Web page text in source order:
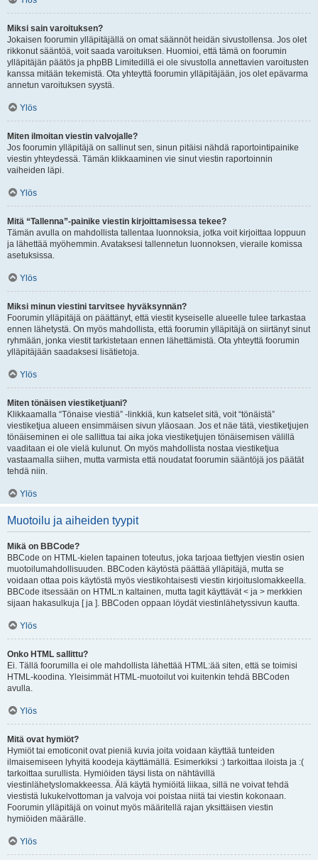
Miksi sain varoituksen?
Jokaisen foorumin ylläpitäjällä on omat säännöt heidän sivustollensa. Jos olet
rikkonut sääntöä, voit saada varoituksen. Huomioi, että tämä on foorumin
ylläpitäjän päätös ja phpBB Limitedillä ei ole sivustolla annettavien varoitusten
kanssa mitään tekemistä. Ota yhteyttä foorumin ylläpitäjään, jos olet epävarma
annetun varoituksen syystä.
Ylös
Miten ilmoitan viestin valvojalle?
Jos foorumin ylläpitäjä on sallinut sen, sinun pitäisi nähdä raportointipainike
viestin yhteydessä. Tämän klikkaaminen vie sinut viestin raportoinnin
vaiheiden läpi.
Ylös
Mitä “Tallenna”-painike viestin kirjoittamisessa tekee?
Tämän avulla on mahdollista tallentaa luonnoksia, jotka voit kirjoittaa loppuun
ja lähettää myöhemmin. Avataksesi tallennetun luonnoksen, vieraile komissa
asetuksissa.
Ylös
Miksi minun viestini tarvitsee hyväksynnän?
Foorumin ylläpitäjä on päättänyt, että viestit kyseiselle alueelle tulee tarkastaa
ennen lähetystä. On myös mahdollista, että foorumin ylläpitäjä on siirtänyt sinut
ryhmään, jonka viestit tarkistetaan ennen lähettämistä. Ota yhteyttä foorumin
ylläpitäjään saadaksesi lisätietoja.
Ylös
Miten tönäisen viestiketjuani?
Klikkaamalla “Tönaise viestiä” -linkkiä, kun katselet sitä, voit “tönäistä”
viestiketjua alueen ensimmäisen sivun yläosaan. Jos et näe tätä, viestiketjujen
tönäiseminen ei ole sallittua tai aika joka viestiketjujen tönäisemisen välillä
vaaditaan ei ole vielä kulunut. On myös mahdollista nostaa viestiketjua
vastaamalla siihen, mutta varmista että noudatat foorumin sääntöjä jos päätät
tehdä niin.
Ylös
Muotoilu ja aiheiden tyypit
Mikä on BBCode?
BBCode on HTML-kielen tapainen toteutus, joka tarjoaa tiettyjen viestin osien
muotoilumahdollisuuden. BBCoden käytöstä päättää ylläpitäjä, mutta se
voidaan ottaa pois käytöstä myös viestikohtaisesti viestin kirjoituslomakkeella.
BBCode itsessään on HTML:n kaltainen, mutta tagit käyttävät < ja > merkkien
sijaan hakasulkuja [ ja ]. BBCoden oppaan löydät viestinlähetyssivun kautta.
Ylös
Onko HTML sallittu?
Ei. Tällä foorumilla ei ole mahdollista lähettää HTML:ää siten, että se toimisi
HTML-koodina. Yleisimmät HTML-muotoilut voi kuitenkin tehdä BBCoden
avulla.
Ylös
Mitä ovat hymiöt?
Hymiöt tai emoticonit ovat pieniä kuvia joita voidaan käyttää tunteiden
ilmaisemiseen lyhyitä koodeja käyttämällä. Esimerkiksi :) tarkoittaa iloista ja :(
tarkoittaa surullista. Hymiöiden täysi lista on nähtävillä
viestinlähetyslomakkeessa. Älä käytä hymiöitä liikaa, sillä ne voivat tehdä
viestistä lukukelvottoman ja valvoja voi poistaa niitä tai viestin kokonaan.
Foorumin ylläpitäjä on voinut myös määritellä rajan yksittäisen viestin
hymiöiden määrälle.
Ylös